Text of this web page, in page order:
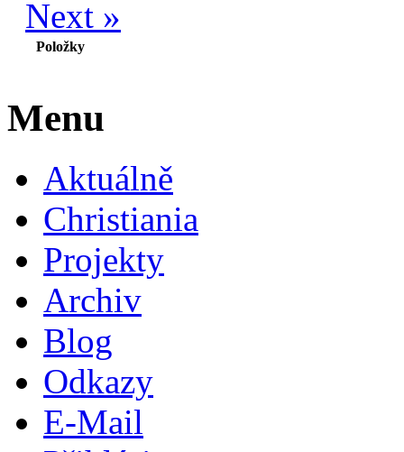
Next »
Položky
Menu
Aktuálně
Christiania
Projekty
Archiv
Blog
Odkazy
E-Mail